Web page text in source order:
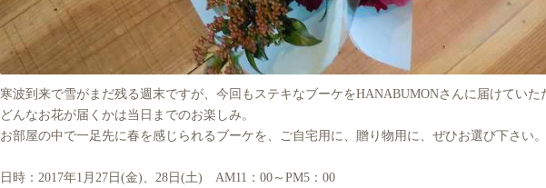
寒波到来で雪がまだ残る週末ですが、今回もステキなブーケをHANABUMONさんに届けていた
どんなお花が届くかは当日までのお楽しみ。
お部屋の中で一足先に春を感じられるブーケを、ご自宅用に、贈り物用に、ぜひお選び下さい。
日時：2017年1月27日(金)、28日(土) AM11：00～PM5：00